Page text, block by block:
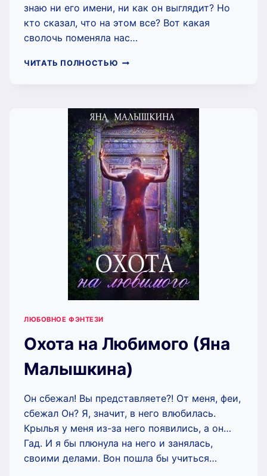
знаю ни его имени, ни как он выглядит? Но
кто сказал, что на этом все? Вот какая
сволочь поменяла нас…
ЧИТАТЬ ПОЛНОСТЬЮ ДОЧЬ
ЛЮБОВНОЕ ФЭНТЕЗИ
Охота на Любимого (Яна
Малышкина)
Он сбежал! Вы представляете?! От меня, феи,
сбежал Он? Я, значит, в него влюбилась.
Крылья у меня из-за него появились, а он…
Гад. И я бы плюнула на него и занялась,
своими делами. Вон пошла бы учиться…